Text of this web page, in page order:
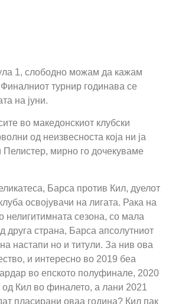
1, слободно можам да кажам
турнир годинава се
на јуни.
во македонскиот клубски
од неизвесноста која ни ја
Пелистер, мирно го дочекуваме
Барса против Кил, дуелот
освојувачи на лигата. Рака на
нелигитимната сезона, со мала
друга страна, Барса апсолутниот
настапи но и титули. За нив ова
и интересно во 2019 беа
во епското полуфинале, 2020
од Кил во финалето, а лани 2021
пласирани оваа година? Кил пак